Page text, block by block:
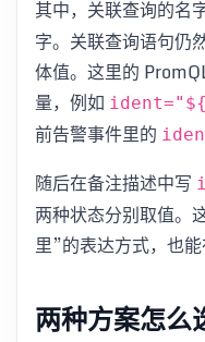
其中，关联查询的名
字。关联查询语句仍
体值。这里的
量，例如
前告警事件里的
随后在备注描述中写
两种状态分别取值。
里”的表达方式，也
两种方案怎么